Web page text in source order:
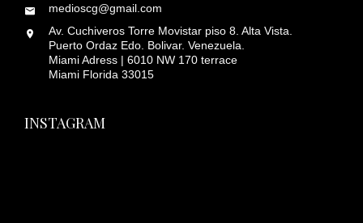
medioscg@gmail.com
Av. Cuchiveros Torre Movistar piso 8. Alta Vista.
Puerto Ordaz Edo. Bolivar. Venezuela.
Miami Adress | 6010 NW 170 terrace
Miami Florida 33015
INSTAGRAM